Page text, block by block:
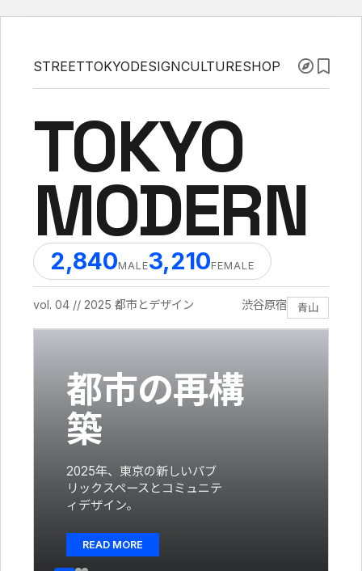
STREETTOKYODESIGNCULTURESHOP
TOKYO
MODERN
2,840MALE3,210FEMALE
vol. 04 // 2025 都市とデザイン 渋谷原宿 青山
都市の再構
築
2025年、東京の新しいパブ
リックスペースとコミュニテ
ィデザイン。
READ MORE